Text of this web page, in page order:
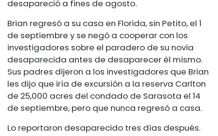
desapareció a fines de agosto.
Brian regresó a su casa en Florida, sin Petito, el 1
de septiembre y se negó a cooperar con los
investigadores sobre el paradero de su novia
desaparecida antes de desaparecer él mismo.
Sus padres dijeron a los investigadores que Brian
les dijo que iría de excursión a la reserva Carlton
de 25,000 acres del condado de Sarasota el 14
de septiembre, pero que nunca regresó a casa.
Lo reportaron desaparecido tres días después.